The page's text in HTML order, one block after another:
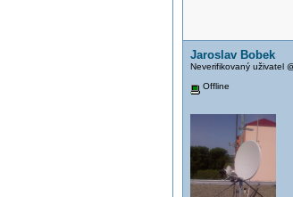
Jaroslav Bobek
Neverifikovaný uživatel
Offline